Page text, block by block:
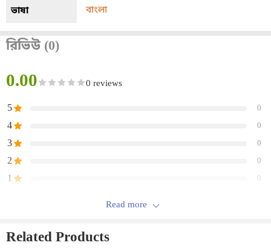
ভাষা বাংলা
রিভিউ (0)
0.00 0 reviews
5 0
4 0
3 0
2 0
1 0
Read more
Related Products